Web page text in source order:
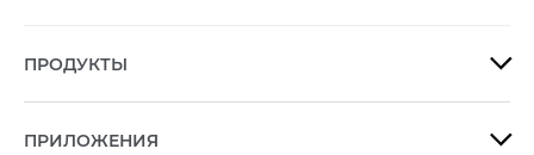
ПРОДУКТЫ 
ПРИЛОЖЕНИЯ 